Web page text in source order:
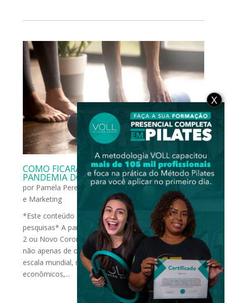
COMO FICARÁ O MÉTODO PILATES PÓS-
PANDEMIA DO CORONAVÍRUS?
por Pamela Pereira |maio 25, 2020|Carreira,Gestão
e Marketing
*Este conteúdo é científico e pode ser utilizado para
pesquisas* A pandemia causada pelo vírus SARS-CoV-
2 ou Novo Coronavírus, vem produzindo repercussões
não apenas de ordem biomédica e epidemiológica em
escala mundial, mas também impactos sociais,
econômicos,...
X